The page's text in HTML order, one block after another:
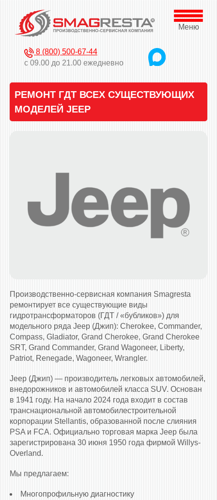
Меню
8 (800) 500-67-44
с 09.00 до 21.00 ежедневно
РЕМОНТ ГДТ ВСЕХ СУЩЕСТВУЮЩИХ
МОДЕЛЕЙ JEEP
Производственно-сервисная компания Smagresta
ремонтирует все существующие виды
гидротрансформаторов (ГДТ / «бубликов») для
модельного ряда Jeep (Джип): Cherokee, Commander,
Compass, Gladiator, Grand Cherokee, Grand Cherokee
SRT, Grand Commander, Grand Wagoneer, Liberty,
Patriot, Renegade, Wagoneer, Wrangler.
Jeep (Джип) — производитель легковых автомобилей,
внедорожников и автомобилей класса SUV. Основан
в 1941 году. На начало 2024 года входит в состав
транснациональной автомобилестроительной
корпорации Stellantis, образованной после слияния
PSA и FCA. Официально торговая марка Jeep была
зарегистрирована 30 июня 1950 года фирмой Willys-
Overland.
Мы предлагаем:
Многопрофильную диагностику